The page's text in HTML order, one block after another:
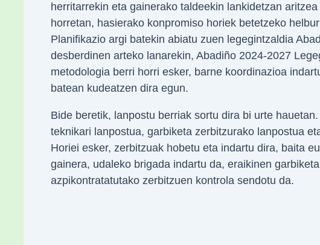
herritarrekin eta gainerako taldeekin lankidetzan
horretan, hasierako konpromiso horiek betetzeko
Planifikazio argi batekin abiatu zuen legegintzaldia
desberdinen arteko lanarekin, Abadiño 2024-2027
metodologia berri horri esker, barne koordinazioa
batean kudeatzen dira egun.
Bide beretik, lanpostu berriak sortu dira bi urte
teknikari lanpostua, garbiketa zerbitzurako lanpostua
Horiei esker, zerbitzuak hobetu eta indartu dira, baita
gainera, udaleko brigada indartu da, eraikinen
azpikontratatutako zerbitzuen kontrola sendotu da.